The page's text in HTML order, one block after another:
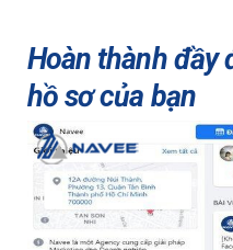
Hoàn thành đầy
hồ sơ của bạn